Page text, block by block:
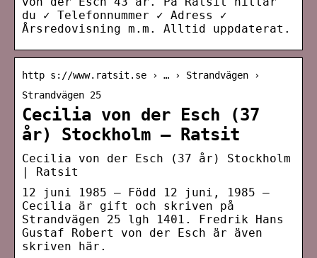
du ✓ Telefonnummer ✓ Adress ✓
Årsredovisning m.m. Alltid uppdaterat.
http s://www.ratsit.se › … › Strandvägen ›
Strandvägen 25
Cecilia von der Esch (37
år) Stockholm – Ratsit
Cecilia von der Esch (37 år) Stockholm
| Ratsit
12 juni 1985 — Född 12 juni, 1985 –
Cecilia är gift och skriven på
Strandvägen 25 lgh 1401. Fredrik Hans
Gustaf Robert von der Esch är även
skriven här.